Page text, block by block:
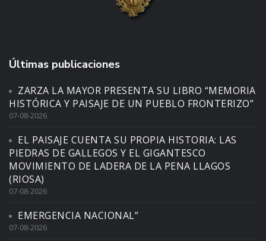
Últimas publicaciones
ZARZA LA MAYOR PRESENTA SU LIBRO “MEMORIA
HISTÓRICA Y PAISAJE DE UN PUEBLO FRONTERIZO”
07-08-2026
EL PAISAJE CUENTA SU PROPIA HISTORIA: LAS
PIEDRAS DE GALLEGOS Y EL GIGANTESCO
MOVIMIENTO DE LADERA DE LA PENA LLAGOS
(RIOSA)
07-08-2026
EMERGENCIA NACIONAL”
07-08-2026